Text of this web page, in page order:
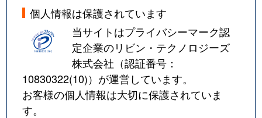
個人情報は保護されています
当サイトはプライバシーマーク認
定企業のリビン・テクノロジーズ
株式会社（認証番号：
10830322(10)）が運営しています。
お客様の個人情報は大切に保護されていま
す。